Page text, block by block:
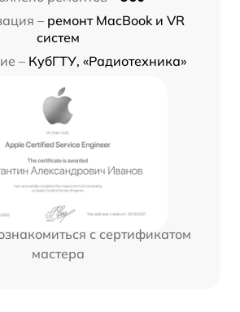
– ремонт MacBook и VR
систем
– КубГТУ, «Радиотехника»
с сертификатом
мастера